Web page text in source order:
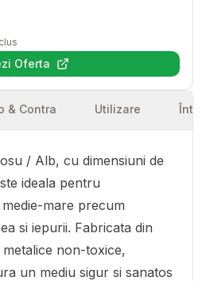
Oferta
(se deschide într-o filă nouă)
& Contra Utilizare
/ Alb, cu dimensiuni de
ideala pentru
mare precum
si iepurii. Fabricata din
non-toxice,
un mediu sigur si sanatos